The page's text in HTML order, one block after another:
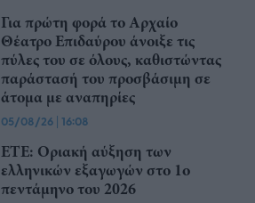
Για πρώτη φορά το Αρχαίο
Θέατρο Επιδαύρου άνοιξε τις
πύλες του σε όλους, καθιστώντας
παράστασή του προσβάσιμη σε
άτομα με αναπηρίες
05/08/26 | 16:08
ΕΤΕ: Οριακή αύξηση των
ελληνικών εξαγωγών στο 1ο
πεντάμηνο του 2026